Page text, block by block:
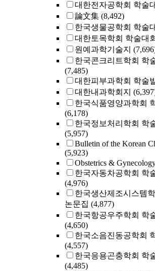
대한전자공학회 학술
論文集 (8,492)
한국생물공학회 학술
대한토목학회 학술대회
원예과학기술지
한국콘크리트학회 학
(7,485)
대한피부과학회 학술
대한내과학회지
한국식품영양과학회
(6,178)
한국정보처리학회 학
(5,957)
Bulletin of the Korean
(5,923)
Obstetrics &
한국자동차공학회 학
(4,976)
한국생산제조시스템
논문집 (4,877)
한국항공우주학회 학
(4,650)
한국소음진동공학회
(4,557)
한국응용곤충학회 학
(4,485)